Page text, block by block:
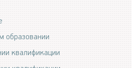
образовании
квалификации